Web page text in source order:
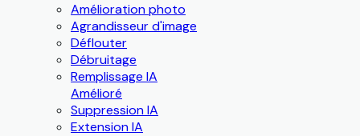
Amélioration photo
Agrandisseur d'image
Déflouter
Débruitage
Remplissage IA
Amélioré
Suppression IA
Extension IA